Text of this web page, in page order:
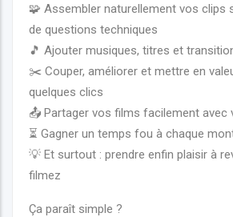
🧩 Assembler naturellement vos clips
de questions techniques
🎵 Ajouter musiques, titres et
✂️ Couper, améliorer et mettre en
quelques clics
📤 Partager vos films facilement avec
⏳ Gagner un temps fou à chaque
💡 Et surtout : prendre enfin plaisir à
filmez
Ça paraît simple ?